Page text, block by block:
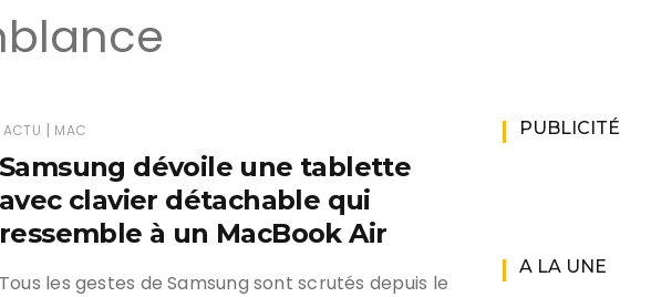
ACTU | MAC
dévoile une tablette
clavier détachable qui
à un MacBook Air
les gestes de Samsung sont scrutés depuis le
PUBLICITÉ
A LA UNE